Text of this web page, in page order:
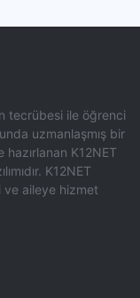
tecrübesi ile öğrenci
uzmanlaşmış bir
hazırlanan K12NET
K12NET
aileye hizmet